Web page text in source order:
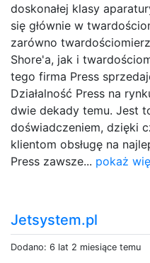
doskonałej klasy
się głównie w
zarówno
Shore'a, jak i
tego firma Press
Działalność Press na
dwie dekady temu. Jest
doświadczeniem, dzięki
klientom obsługę na
Press zawsze... pokaż
Jetsystem.pl
Dodano: 6 lat 2 miesiące temu